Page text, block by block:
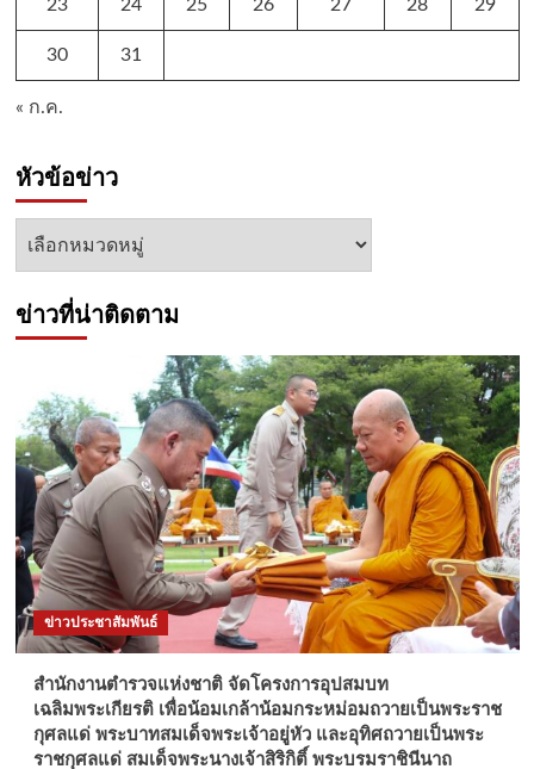
23 24 25 26 27 28 29
30 31
« ก.ค.
หัวข้อข่าว
หัวข้อ
ข่าวที่น่าติดตาม
ข่าวประชาสัมพันธ์
สำนักงานตำรวจแห่งชาติ จัดโครงการอุปสมบท
เฉลิมพระเกียรติ เพื่อน้อมเกล้าน้อมกระหม่อมถวายเป็นพระราช
กุศลแด่ พระบาทสมเด็จพระเจ้าอยู่หัว และอุทิศถวายเป็นพระ
ราชกุศลแด่ สมเด็จพระนางเจ้าสิริกิติ์ พระบรมราชินีนาถ